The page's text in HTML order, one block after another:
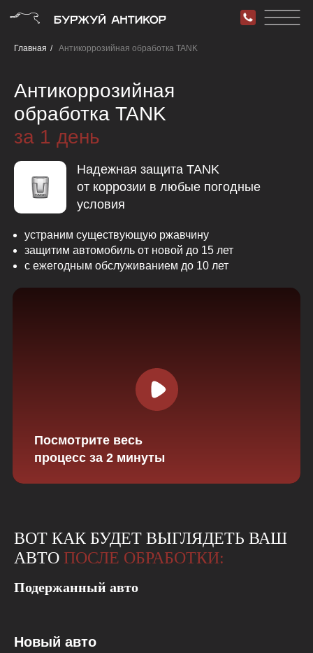
Главная / Антикоррозийная обработка TANK
Надежная защита TANK
от коррозии в любые погодные
условия
устраним существующую ржавчину
защитим автомобиль от новой до 15 лет
с ежегодным обслуживанием до 10 лет
Антикоррозийная
обработка TANK
за 1 день
Посмотрите весь
процесс за 2 минуты
ВОТ КАК БУДЕТ ВЫГЛЯДЕТЬ ВАШ
АВТО ПОСЛЕ ОБРАБОТКИ:
Подержанный авто
Новый авто